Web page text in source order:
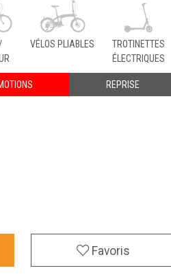
VÉLOS PLIABLES
TROTINETTES
ÉLECTRIQUES
REPRISE
Favoris